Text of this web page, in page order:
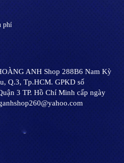
phí
ANH Shop 288B6 Nam Kỳ
Q.3, Tp.HCM. GPKD số
3 TP. Hồ Chí Minh cấp ngày